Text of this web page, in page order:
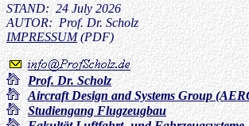
STAND: 24 July 2026
AUTOR: Prof. Dr. Scholz
IMPRESSUM(PDF)
Prof. Dr. Scholz
Aircraft Design and Systems Group
Studiengang Flugzeugbau